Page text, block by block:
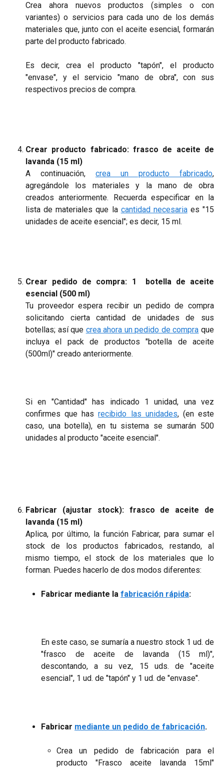
Crea ahora nuevos productos (simples o con
variantes) o servicios para cada uno de los demás
materiales que, junto con el aceite esencial, formarán
parte del producto fabricado.
Es decir, crea el producto "tapón", el producto
"envase", y el servicio "mano de obra", con sus
respectivos precios de compra.
Crear producto fabricado: frasco de aceite de
lavanda (15 ml)
A continuación, crea un producto fabricado,
agregándole los materiales y la mano de obra
creados anteriormente. Recuerda especificar en la
lista de materiales que la cantidad necesariaes "15
unidades de aceite esencial"; es decir, 15 ml.
Crear pedido de compra: 1 botella de aceite
esencial (500 ml)
Tu proveedor espera recibir un pedido de compra
solicitando cierta cantidad de unidades de sus
botellas; así que crea ahora un pedido de compra que
incluya el pack de productos "botella de aceite
(500ml)" creado anteriormente.
Si en "Cantidad" has indicado 1 unidad, una vez
confirmes que hasrecibido las unidades, (en este
caso, una botella), en tu sistema se sumarán 500
unidades al producto "aceite esencial".
Fabricar (ajustar stock): frasco de aceite de
lavanda (15 ml)
Aplica, por último, la función Fabricar, para sumar el
stock de los productos fabricados, restando, al
mismo tiempo, el stock de los materiales que lo
forman. Puedes hacerlo de dos modos diferentes:
Fabricar mediante la fabricación rápida:
En este caso, se sumaría a nuestro stock 1 ud. de
"frasco de aceite de lavanda (15 ml)",
descontando, a su vez, 15 uds. de "aceite
esencial", 1 ud. de "tapón" y 1 ud. de "envase".
Fabricar mediante un pedido de fabricación.
Crea un pedido de fabricación para el
producto "Frasco aceite lavanda 15ml"